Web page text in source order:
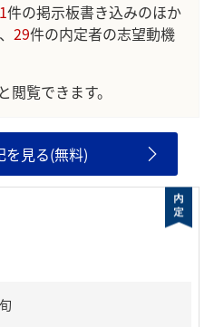
件の掲示板書き込みのほか
29件の内定者の志望動機
閲覧できます。
を見る(無料)